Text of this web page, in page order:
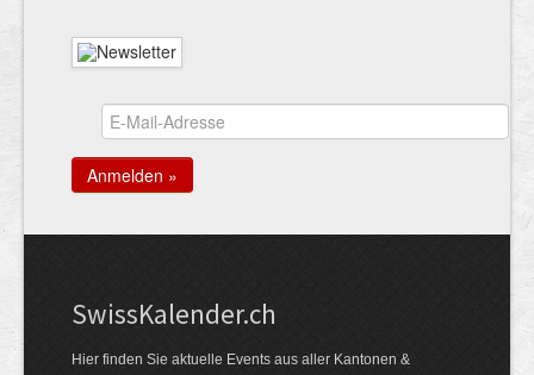
Swiss­Kalender.ch
Hier finden Sie aktuelle Events aus aller Kantonen &